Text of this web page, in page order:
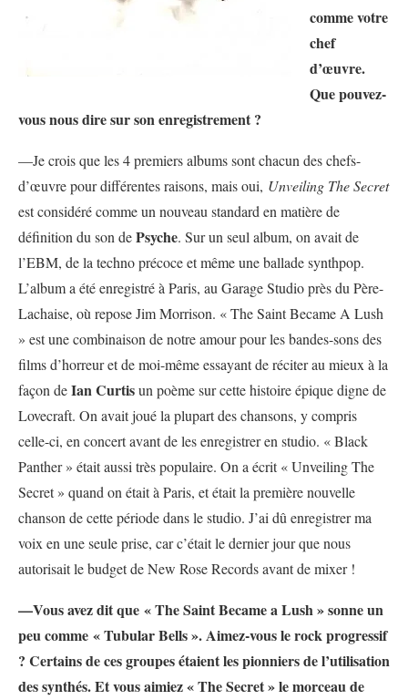
comme votre
chef
d’œuvre.
Que pouvez-
vous nous dire sur son enregistrement ?
—Je crois que les 4 premiers albums sont chacun des chefs-
d’œuvre pour différentes raisons, mais oui, Unveiling The Secret
est considéré comme un nouveau standard en matière de
définition du son dePsyche. Sur un seul album, on avait de
l’EBM, de la techno précoce et même une ballade synthpop.
L’album a été enregistré à Paris, au Garage Studio près du Père-
Lachaise, où repose Jim Morrison. « The Saint Became A Lush
» est une combinaison de notre amour pour les bandes-sons des
films d’horreur et de moi-même essayant de réciter au mieux à la
façon deIan Curtisun poème sur cette histoire épique digne de
Lovecraft. On avait joué la plupart des chansons, y compris
celle-ci, en concert avant de les enregistrer en studio. « Black
Panther » était aussi très populaire. On a écrit « Unveiling The
Secret » quand on était à Paris, et était la première nouvelle
chanson de cette période dans le studio. J’ai dû enregistrer ma
voix en une seule prise, car c’était le dernier jour que nous
autorisait le budget de New Rose Records avant de mixer !
—Vous avez dit que « The Saint Became a Lush » sonne un
peu comme « Tubular Bells ». Aimez-vous le rock progressif
? Certains de ces groupes étaient les pionniers de l’utilisation
des synthés. Et vous aimiez « The Secret » le morceau de